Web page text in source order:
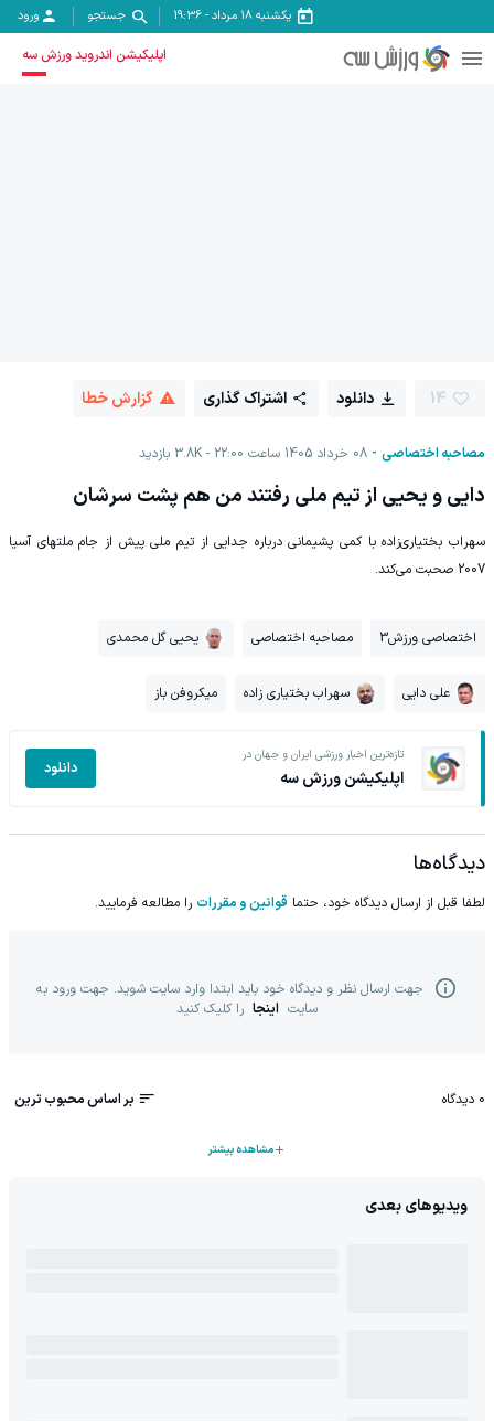
یکشنبه ۱۸ مرداد -
19:36 جستجو ورود
اپلیکیشن اندروید ورزش سه
مصاحبه اختصاصی 08 خرداد 1405 ساعت 22:00 3.8K بازدید
14 دانلود اشتراک گذاری گزارش خطا
دایی و یحیی از تیم ملی رفتند من هم پشت سرشان
سهراب بختیاری‌زاده با کمی پشیمانی درباره جدایی از تیم ملی پیش از جام ملتهای آسیا
2007 صحبت می‌کند.
اختصاصی ورزش3 مصاحبه اختصاصی یحیی گل محمدی
علی دایی سهراب بختیاری زاده میکروفن باز
تازه‌ترین اخبار ورزشی ایران و جهان در
اپلیکیشن ورزش سه دانلود
دیدگاه‌ها
لطفا قبل از ارسال دیدگاه خود، حتما قوانین و مقررات را مطالعه فرمایید.
جهت ارسال نظر و دیدگاه خود باید ابتدا وارد سایت شوید. جهت ورود به
سایت اینجا را کلیک کنید
0 دیدگاه بر اساس محبوب ترین
مشاهده بیشتر
ویدیوهای بعدی